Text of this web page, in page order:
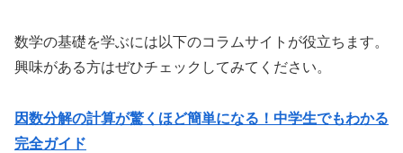
数学の基礎を学ぶには以下のコラムサイトが役立ちます。
興味がある方はぜひチェックしてみてください。
因数分解の計算が驚くほど簡単になる！中学生でもわかる
完全ガイド